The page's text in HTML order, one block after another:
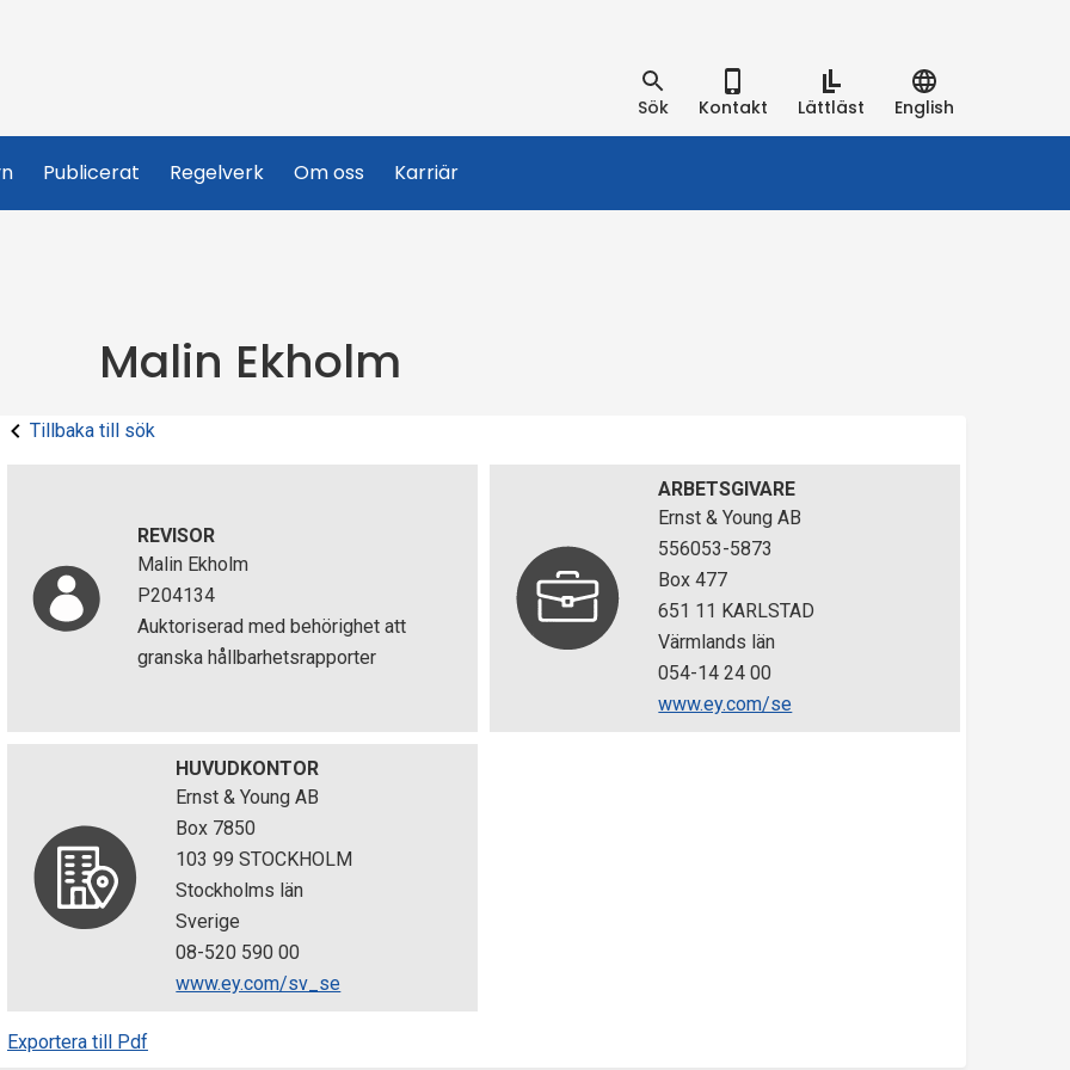
Sök Kontakt Lättläst English
Publicerat Regelverk Om oss Karriär
Malin Ekholm
Tillbaka till sök
REVISOR
Malin Ekholm
P204134
Auktoriserad med behörighet att
granska hållbarhetsrapporter
ARBETSGIVARE
Ernst & Young AB
556053-5873
Box 477
651 11 KARLSTAD
Värmlands län
054-14 24 00
www.ey.com/se
HUVUDKONTOR
Ernst & Young AB
Box 7850
103 99 STOCKHOLM
Stockholms län
Sverige
08-520 590 00
www.ey.com/sv_se
Exportera till Pdf